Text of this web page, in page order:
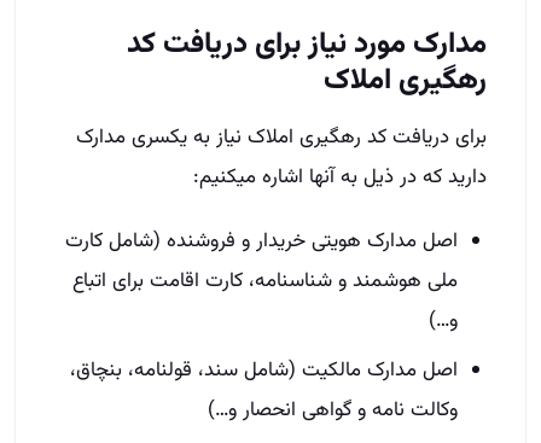
مدارک مورد نیاز برای دریافت کد
رهگیری املاک
برای دریافت کد رهگیری املاک نیاز به یکسری مدارک
دارید که در ذیل به آن­ها اشاره می­کنیم:
اصل مدارک هویتی خریدار و فروشنده (شامل کارت
ملی هوشمند و شناسنامه، کارت اقامت برای اتباع
و…)
اصل مدارک مالکیت (شامل سند، قولنامه، بنچاق،
وکالت نامه و گواهی انحصار و…)